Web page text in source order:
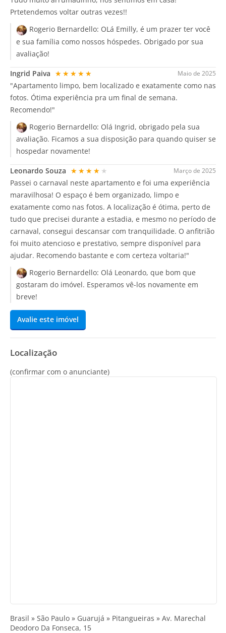
Prtetendemos voltar outras vezes!!
Rogerio Bernardello: OLá Emilly, é um prazer ter você
e sua família como nossos hóspedes. Obrigado por sua
avaliação!
Maio de 2025
Ingrid Paiva ★★★★★
"Apartamento limpo, bem localizado e exatamente como nas
fotos. Ótima experiência pra um final de semana.
Recomendo!"
Rogerio Bernardello: Olá Ingrid, obrigado pela sua
avaliação. Ficamos a sua disposição para quando quiser se
hospedar novamente!
Março de 2025
Leonardo Souza ★★★★★
Passei o carnaval neste apartamento e foi uma experiência
maravilhosa! O espaço é bem organizado, limpo e
exatamente como nas fotos. A localização é ótima, perto de
tudo que precisei durante a estadia, e mesmo no período de
carnaval, consegui descansar com tranquilidade. O anfitrião
foi muito atencioso e prestativo, sempre disponível para
ajudar. Recomendo bastante e com certeza voltaria!"
Rogerio Bernardello: Olá Leonardo, que bom que
gostaram do imóvel. Esperamos vê-los novamente em
breve!
Avalie este imóvel
Localização
(confirmar com o anunciante)
Brasil » São Paulo » Guarujá » Pitangueiras » Av. Marechal
Deodoro Da Fonseca, 15